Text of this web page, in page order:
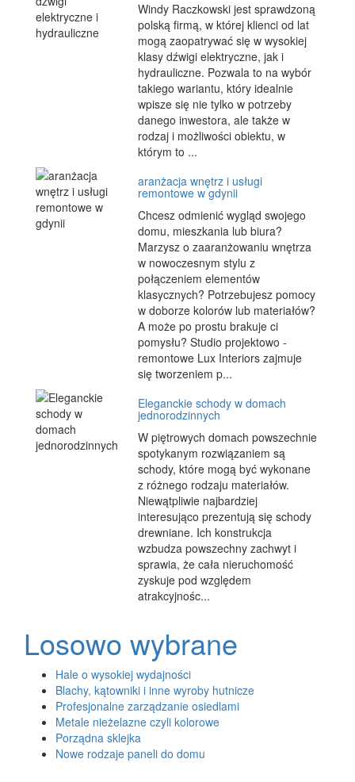
Windy Raczkowski jest sprawdzoną
polską firmą, w której klienci od lat
mogą zaopatrywać się w wysokiej
klasy dźwigi elektryczne, jak i
hydrauliczne. Pozwala to na wybór
takiego wariantu, który idealnie
wpisze się nie tylko w potrzeby
danego inwestora, ale także w
rodzaj i możliwości obiektu, w
którym to ...
aranżacja wnętrz i usługi
remontowe w gdynii
Chcesz odmienić wygląd swojego
domu, mieszkania lub biura?
Marzysz o zaaranżowaniu wnętrza
w nowoczesnym stylu z
połączeniem elementów
klasycznych? Potrzebujesz pomocy
w doborze kolorów lub materiałów?
A może po prostu brakuje ci
pomysłu? Studio projektowo -
remontowe Lux Interiors zajmuje
się tworzeniem p...
Eleganckie schody w domach
jednorodzinnych
W piętrowych domach powszechnie
spotykanym rozwiązaniem są
schody, które mogą być wykonane
z różnego rodzaju materiałów.
Niewątpliwie najbardziej
interesująco prezentują się schody
drewniane. Ich konstrukcja
wzbudza powszechny zachwyt i
sprawia, że cała nieruchomość
zyskuje pod względem
atrakcyjnośc...
Losowo wybrane
Hale o wysokiej wydajności
Blachy, kątowniki i inne wyroby hutnicze
Profesjonalne zarządzanie osiedlami
Metale nieżelazne czyli kolorowe
Porządna sklejka
Nowe rodzaje paneli do domu